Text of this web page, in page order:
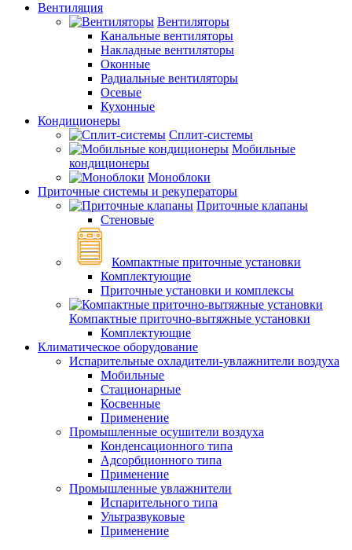
Вентиляция
Вентиляторы
Канальные вентиляторы
Накладные вентиляторы
Оконные
Радиальные вентиляторы
Осевые
Кухонные
Кондиционеры
Сплит-системы
Мобильные
кондиционеры
Моноблоки
Приточные системы и рекуператоры
Приточные клапаны
Стеновые
Компактные приточные установки
Комплектующие
Приточные установки и комплексы
Компактные приточно-вытяжные установки
Комплектующие
Климатическое оборудование
Испарительные охладители-увлажнители воздуха
Мобильные
Стационарные
Косвенные
Применение
Промышленные осушители воздуха
Конденсационного типа
Адсорбционного типа
Применение
Промышленные увлажнители
Испарительного типа
Ультразвуковые
Применение